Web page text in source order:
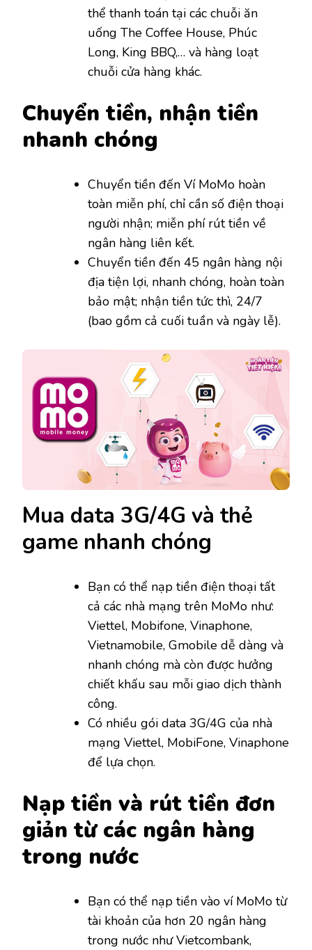
thể thanh toán tại các chuỗi ăn
uống The Coffee House, Phúc
Long, King BBQ,… và hàng loạt
chuỗi cửa hàng khác.
Chuyển tiền, nhận tiền
nhanh chóng
Chuyển tiền đến Ví MoMo hoàn
toàn miễn phí, chỉ cần số điện thoại
người nhận; miễn phí rút tiền về
ngân hàng liên kết.
Chuyển tiền đến 45 ngân hàng nội
địa tiện lợi, nhanh chóng, hoàn toàn
bảo mật; nhận tiền tức thì, 24/7
(bao gồm cả cuối tuần và ngày lễ).
Mua data 3G/4G và thẻ
game nhanh chóng
Bạn có thể nạp tiền điện thoại tất
cả các nhà mạng trên MoMo như:
Viettel, Mobifone, Vinaphone,
Vietnamobile, Gmobile dễ dàng và
nhanh chóng mà còn được hưởng
chiết khấu sau mỗi giao dịch thành
công.
Có nhiều gói data 3G/4G của nhà
mạng Viettel, MobiFone, Vinaphone
để lựa chọn.
Nạp tiền và rút tiền đơn
giản từ các ngân hàng
trong nước
Bạn có thể nạp tiền vào ví MoMo từ
tài khoản của hơn 20 ngân hàng
trong nước như Vietcombank,